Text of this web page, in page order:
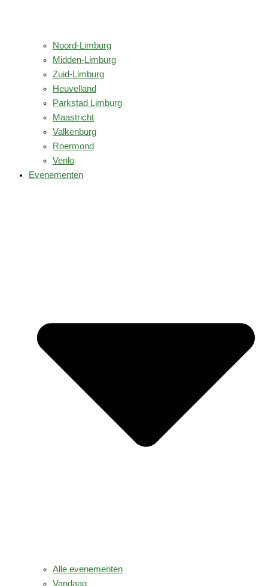
Noord-Limburg
Midden-Limburg
Zuid-Limburg
Heuvelland
Parkstad Limburg
Maastricht
Valkenburg
Roermond
Venlo
Evenementen
Alle evenementen
Vandaag